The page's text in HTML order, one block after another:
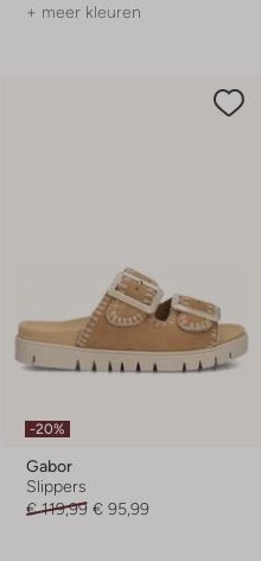
+ meer kleuren
-20%
Gabor
Slippers
€ 119,99 € 95,99